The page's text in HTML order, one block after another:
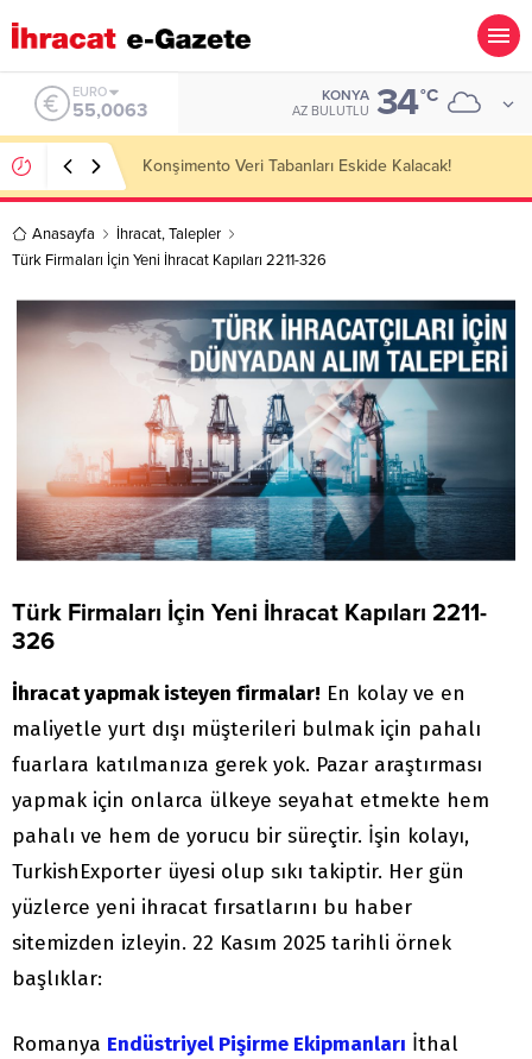
ALTIN
6.543,59
KONYA
AZ BULUTLU 34°C
Kazakhstan Importer Companies Lists
Anasayfa İhracat,Talepler
Türk Firmaları İçin Yeni İhracat Kapıları 2211-326
Türk Firmaları İçin Yeni İhracat Kapıları 2211-
326
İhracat yapmak isteyen firmalar! En kolay ve en
maliyetle yurt dışı müşterileri bulmak için pahalı
fuarlara katılmanıza gerek yok. Pazar araştırması
yapmak için onlarca ülkeye seyahat etmekte hem
pahalı ve hem de yorucu bir süreçtir. İşin kolayı,
TurkishExporter üyesi olup sıkı takiptir. Her gün
yüzlerce yeni ihracat fırsatlarını bu haber
sitemizden izleyin. 22 Kasım 2025 tarihli örnek
başlıklar:
Romanya Endüstriyel Pişirme Ekipmanları İthal